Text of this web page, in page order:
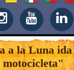
a la Luna ida
motocicleta"